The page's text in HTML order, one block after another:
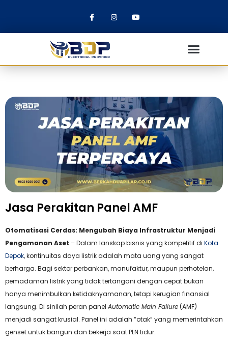
Jasa Perakitan Panel AMF
Otomatisasi Cerdas: Mengubah Biaya Infrastruktur Menjadi
Pengamanan Aset – Dalam lanskap bisnis yang kompetitif di Kota
Depok, kontinuitas daya listrik adalah mata uang yang sangat
berharga. Bagi sektor perbankan, manufaktur, maupun perhotelan,
pemadaman listrik yang tidak tertangani dengan cepat bukan
hanya menimbulkan ketidaknyamanan, tetapi kerugian finansial
langsung. Di sinilah peran panel Automatic Main Failure(AMF)
menjadi sangat krusial. Panel ini adalah “otak” yang memerintahkan
genset untuk bangun dan bekerja saat PLN tidur.